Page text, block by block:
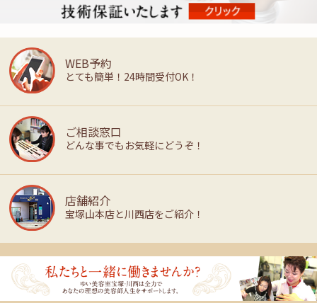
WEB予約
とても簡単！24時間受付OK！
ご相談窓口
どんな事でもお気軽にどうぞ！
店舗紹介
宝塚山本店と川西店をご紹介！